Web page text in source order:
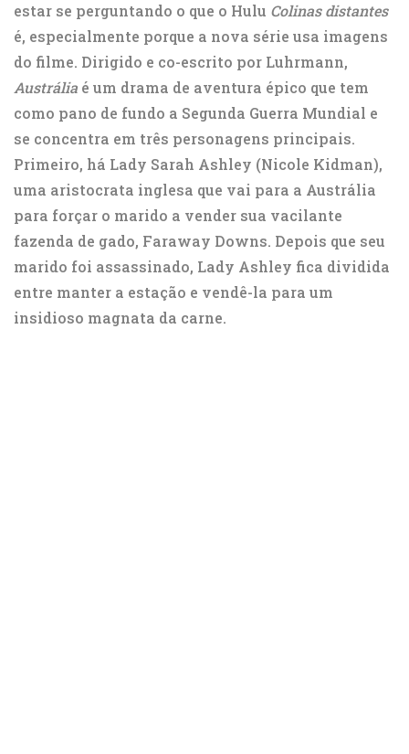
estar se perguntando o que o Hulu Colinas distantes
é, especialmente porque a nova série usa imagens
do filme. Dirigido e co-escrito por Luhrmann,
Austrália é um drama de aventura épico que tem
como pano de fundo a Segunda Guerra Mundial e
se concentra em três personagens principais.
Primeiro, há Lady Sarah Ashley (Nicole Kidman),
uma aristocrata inglesa que vai para a Austrália
para forçar o marido a vender sua vacilante
fazenda de gado, Faraway Downs. Depois que seu
marido foi assassinado, Lady Ashley fica dividida
entre manter a estação e vendê-la para um
insidioso magnata da carne.